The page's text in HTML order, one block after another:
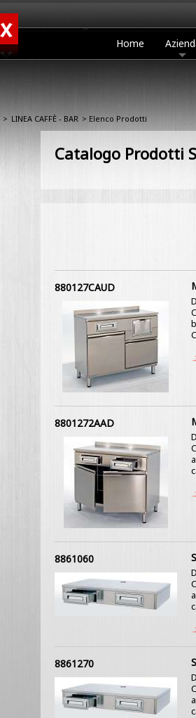
Home
> LINEA CAFFÈ - BAR > Elenco Prodotti
Catalogo Prodotti
880127CAUD
8801272AAD
8861060
8861270